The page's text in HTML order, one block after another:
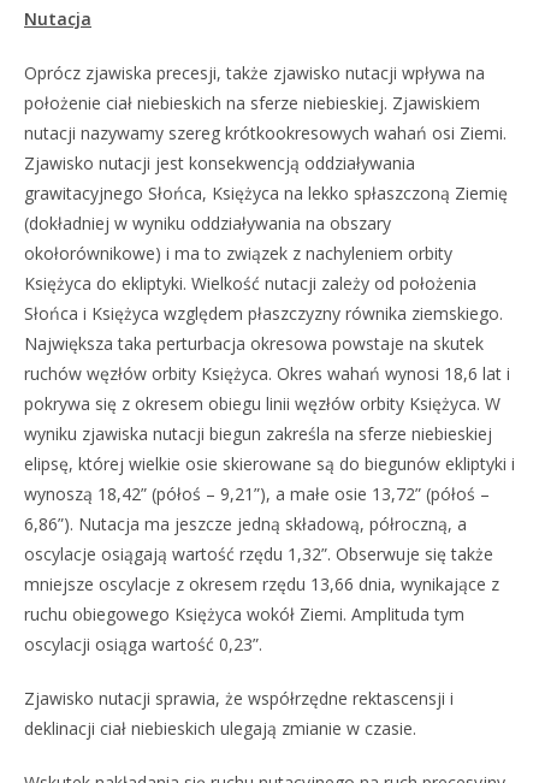
Nutacja
Oprócz zjawiska precesji, także zjawisko nutacji wpływa na
położenie ciał niebieskich na sferze niebieskiej. Zjawiskiem
nutacji nazywamy szereg krótkookresowych wahań osi Ziemi.
Zjawisko nutacji jest konsekwencją oddziaływania
grawitacyjnego Słońca, Księżyca na lekko spłaszczoną Ziemię
(dokładniej w wyniku oddziaływania na obszary
okołorównikowe) i ma to związek z nachyleniem orbity
Księżyca do ekliptyki. Wielkość nutacji zależy od położenia
Słońca i Księżyca względem płaszczyzny równika ziemskiego.
Największa taka perturbacja okresowa powstaje na skutek
ruchów węzłów orbity Księżyca. Okres wahań wynosi 18,6 lat i
pokrywa się z okresem obiegu linii węzłów orbity Księżyca. W
wyniku zjawiska nutacji biegun zakreśla na sferze niebieskiej
elipsę, której wielkie osie skierowane są do biegunów ekliptyki i
wynoszą 18,42” (półoś – 9,21”), a małe osie 13,72” (półoś –
6,86”). Nutacja ma jeszcze jedną składową, półroczną, a
oscylacje osiągają wartość rzędu 1,32”. Obserwuje się także
mniejsze oscylacje z okresem rzędu 13,66 dnia, wynikające z
ruchu obiegowego Księżyca wokół Ziemi. Amplituda tym
oscylacji osiąga wartość 0,23”.
Zjawisko nutacji sprawia, że współrzędne rektascensji i
deklinacji ciał niebieskich ulegają zmianie w czasie.